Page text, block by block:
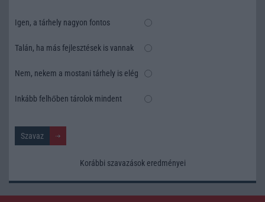
Igen, a tárhely nagyon fontos
Talán, ha más fejlesztések is vannak
Nem, nekem a mostani tárhely is elég
Inkább felhőben tárolok mindent
Korábbi szavazások eredményei